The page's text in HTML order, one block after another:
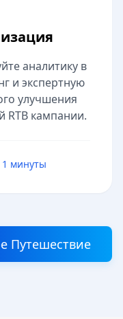
аналитику в
и экспертную
улучшения
RTB кампании.
минуты
Путешествие